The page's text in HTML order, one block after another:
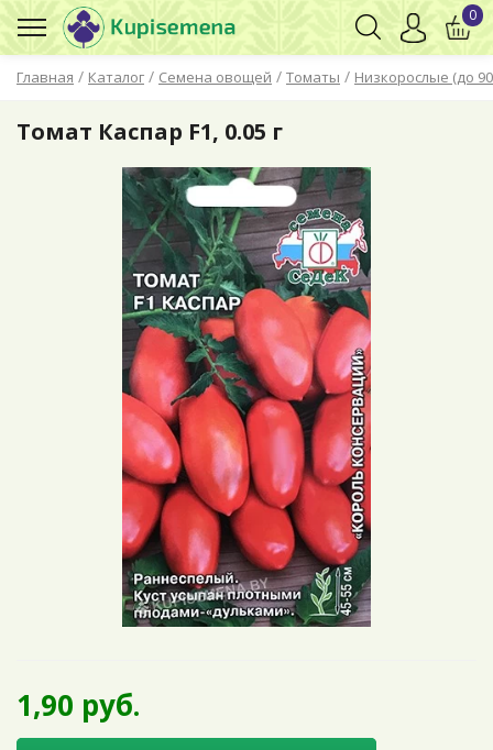
Главная / Каталог / Семена овощей / Томаты / Низкорослые (до
0
Томат Каспар F1, 0.05 г
1,90 руб.